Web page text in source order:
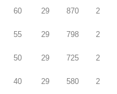
60 29 870 2
55 29 798 2
50 29 725 2
40 29 580 2